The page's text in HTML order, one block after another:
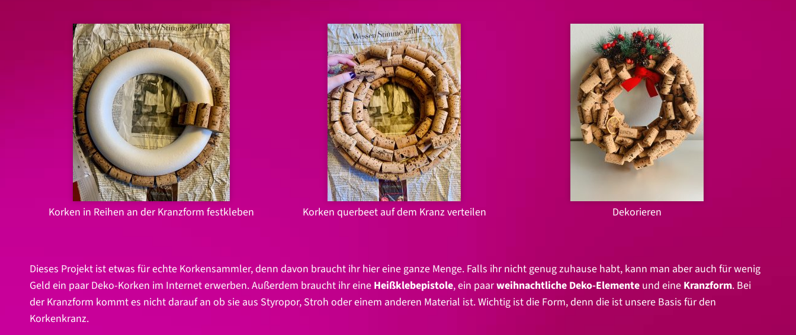
Korken in Reihen an der Kranzform festkleben Korken querbeet auf dem Kranz verteilen Dekorieren
Dieses Projekt ist etwas für echte Korkensammler, denn davon braucht ihr hier eine ganze Menge. Falls ihr nicht genug zuhause habt, kann man aber auch für wenig
Geld ein paar Deko-Korken im Internet erwerben. Außerdem braucht ihr eine Heißklebepistole, ein paarweihnachtliche Deko-Elemente und eine Kranzform. Bei
der Kranzform kommt es nicht darauf an ob sie aus Styropor, Stroh oder einem anderen Material ist. Wichtig ist die Form, denn die ist unsere Basis für den
Korkenkranz.